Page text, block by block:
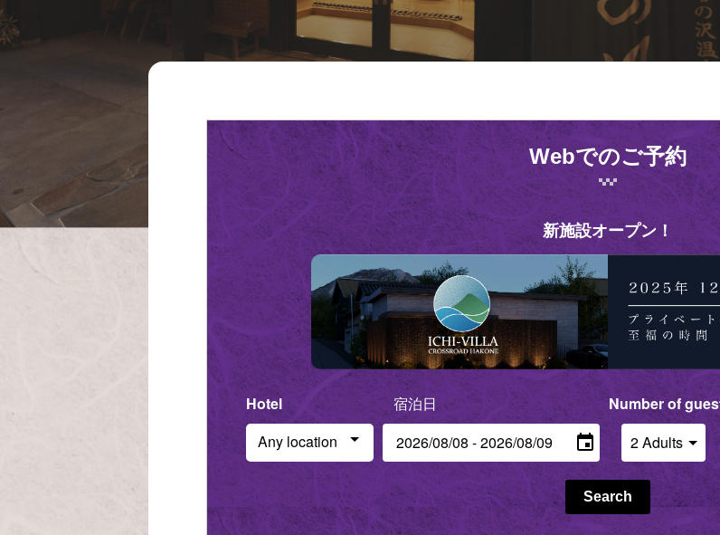
Webでのご予約
新施設オープン！
Hotel
Any location
Check in - check out date Number of
Search